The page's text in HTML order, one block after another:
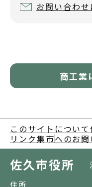
お問い合わ
商工業
このサイトについて
リンク集市へのお
佐久市役所
住所